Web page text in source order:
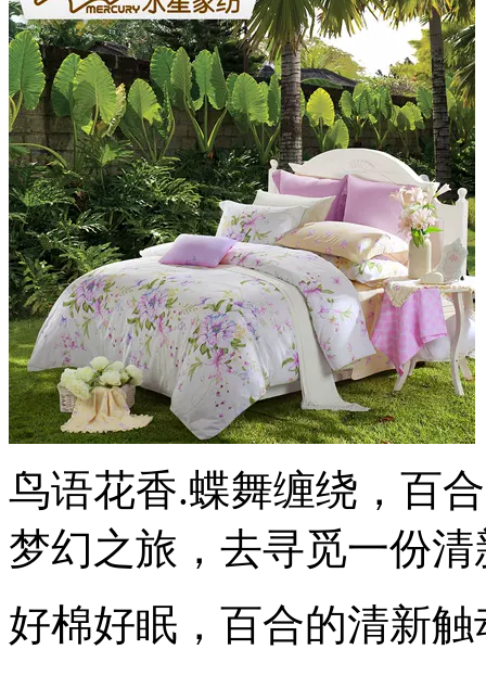
鸟语花香.蝶舞缠绕，百
梦幻之旅，去寻觅一份
好棉好眠，百合的清新